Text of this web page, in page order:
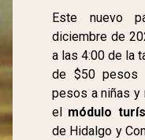
Este nuevo
diciembre de
a las 4:00 de la
de $50 pesos
pesos a niñas y
el módulo
de Hidalgo y